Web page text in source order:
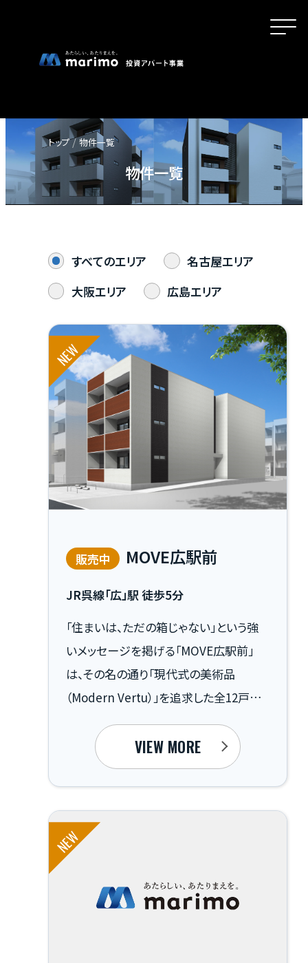
ホーム
物件一覧
実績紹介
お客様の声
お知らせ
資料請求はこちら
個人情報保護方針
コンテンツポリシー
トップ 物件一覧
物件一覧
すべてのエリア
名古屋エリア
大阪エリア
広島エリア
NEW
販売中 MOVE広駅前
JR呉線「広」駅 徒歩5分
「住まいは、ただの箱じゃない」という強
いメッセージを掲げる「MOVE広駅前」
は、その名の通り「現代式の美術品
（Modern Vertu）」を追求した全12戸の
1LDK投資用アパートです 。JR呉線「広」
駅から徒歩5分という希少な立地に加え、
2026年2月にオープンした24時間営業の
スーパー「ハローズ」が、生活利便性の面
で極めて高い客付け能力を備えています
。不動産実務に精通された視点から見れ
ば、長期的なランニングコストの抑制が
戦略的に図られている点に真の価値を
感じていただけるはずです 。外壁には超
VIEW MORE
NEW